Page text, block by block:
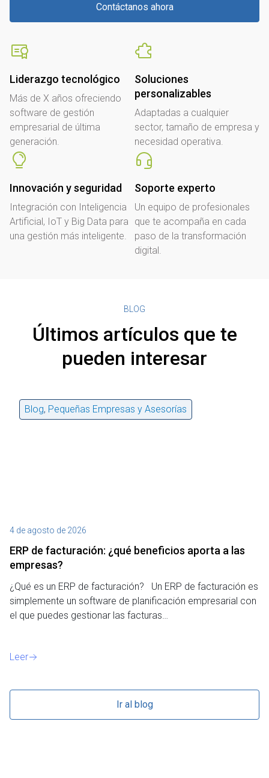
Contáctanos ahora
Liderazgo tecnológico
Más de X años ofreciendo
software de gestión
empresarial de última
generación.
Soluciones
personalizables
Adaptadas a cualquier
sector, tamaño de empresa y
necesidad operativa.
Innovación y seguridad
Integración con Inteligencia
Artificial, IoT y Big Data para
una gestión más inteligente.
Soporte experto
Un equipo de profesionales
que te acompaña en cada
paso de la transformación
digital.
BLOG
Últimos artículos que te
pueden interesar
Blog, Pequeñas Empresas y Asesorías
4 de agosto de 2026
ERP de facturación​: ¿qué beneficios aporta a las
empresas?
¿Qué es un ERP de facturación? Un ERP de facturación es
simplemente un software de planificación empresarial con
el que puedes gestionar las facturas…
Leer
Ir al blog